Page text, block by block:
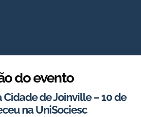
do evento
Cidade de Joinville – 10 de
na UniSociesc